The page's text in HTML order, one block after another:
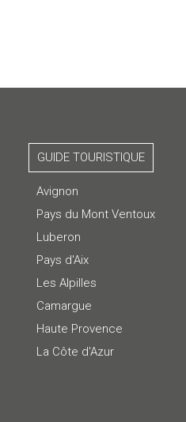
GUIDE TOURISTIQUE
Avignon
Pays du Mont Ventoux
Luberon
Pays d'Aix
Les Alpilles
Camargue
Haute Provence
La Côte d'Azur